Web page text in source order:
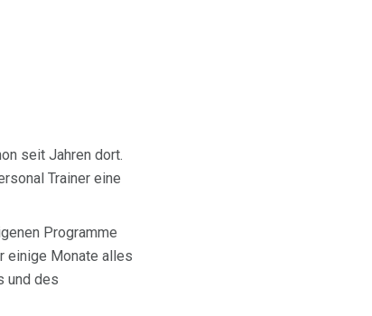
seit Jahren dort.
Trainer eine
Programme
einige Monate alles
und des